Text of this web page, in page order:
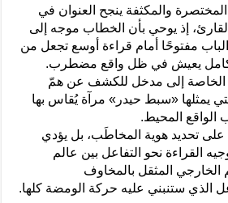
والمكثفة ينجح العنوان في
إذ يوحي بأن الخطاب موجه إلى
مفتوحًا أمام قراءة أوسع تجعل من
كامل يعيش في ظل واقع مضطرب.
الخاصة إلى مدخل للكشف عن همّ
يمثلها «سبط حيدر» مرآة يُقاس بها
الواقع المحيط.
على تحديد هوية المخاطَب، بل يؤدي
القراءة نحو التفاعل بين عالم
الخارجي المثقل بالمخاوف
الذي ستنبني عليه حركة الومضة كلها.